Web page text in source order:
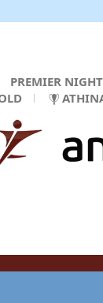
PREMIER